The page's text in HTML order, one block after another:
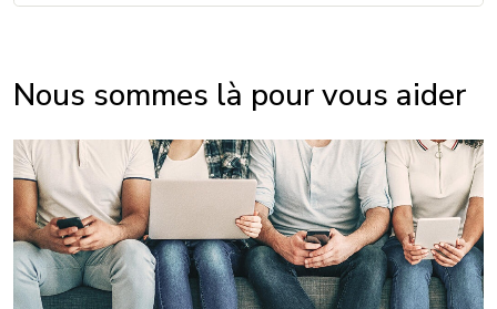
Nous sommes là pour vous aider